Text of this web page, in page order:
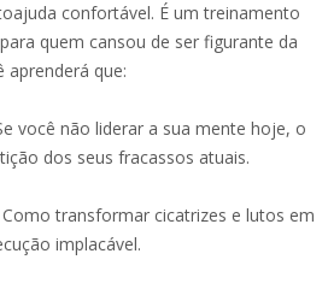
confortável. É um treinamento
quem cansou de ser figurante da
aprenderá que:
você não liderar a sua mente hoje, o
dos seus fracassos atuais.
transformar cicatrizes e lutos em
implacável.